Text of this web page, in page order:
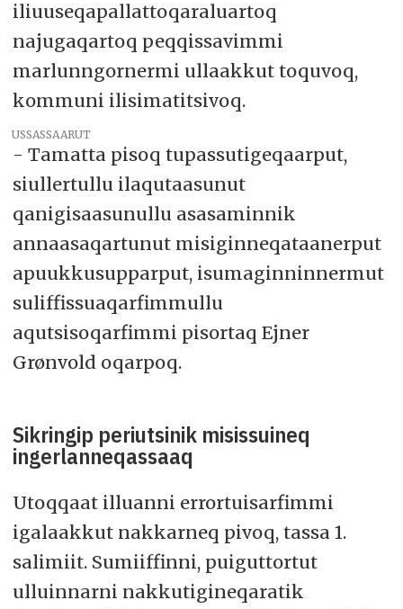
iliuuseqapallattoqaraluartoq
najugaqartoq peqqissavimmi
marlunngornermi ullaakkut toquvoq,
kommuni ilisimatitsivoq.
USSASSAARUT
- Tamatta pisoq tupassutigeqaarput,
siullertullu ilaqutaasunut
qanigisaasunullu asasaminnik
annaasaqartunut misiginneqataanerput
apuukkusupparput, isumaginninnermut
suliffissuaqarfimmullu
aqutsisoqarfimmi pisortaq Ejner
Grønvold oqarpoq.
Sikringip periutsinik misissuineq
ingerlanneqassaaq
Utoqqaat illuanni errortuisarfimmi
igalaakkut nakkarneq pivoq, tassa 1.
salimiit. Sumiiffinni, puiguttortut
ulluinnarni nakkutigineqaratik